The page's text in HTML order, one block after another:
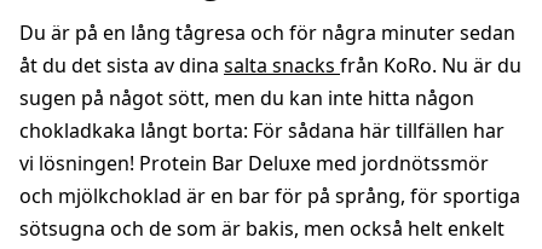
Du är på en lång tågresa och för några minuter sedan
åt du det sista av dina salta snacks från KoRo. Nu är du
sugen på något sött, men du kan inte hitta någon
chokladkaka långt borta: För sådana här tillfällen har
vi lösningen! Protein Bar Deluxe med jordnötssmör
och mjölkchoklad är en bar för på språng, för sportiga
sötsugna och de som är bakis, men också helt enkelt